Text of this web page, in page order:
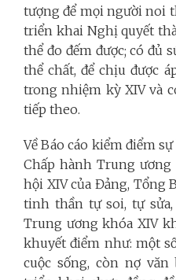
tượng để mọi người noi
triển khai Nghị quyết
thể đo đếm được; có đủ
thể chất, để chịu được
trong nhiệm kỳ XIV và
tiếp theo.
Về Báo cáo kiểm điểm
Chấp hành Trung
hội XIV của Đảng, Tổng
tinh thần tự soi, tự
Trung ương khóa XIV
khuyết điểm như: một
cuộc sống, còn nợ